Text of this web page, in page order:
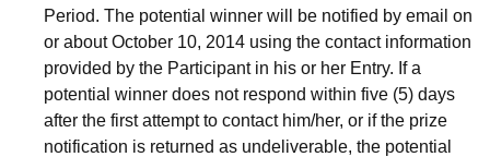
Period. The potential winner will be notified by email on
or about October 10, 2014 using the contact information
provided by the Participant in his or her Entry. If a
potential winner does not respond within five (5) days
after the first attempt to contact him/her, or if the prize
notification is returned as undeliverable, the potential